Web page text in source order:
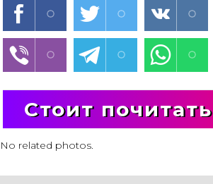
Стоит почитать
No related photos.